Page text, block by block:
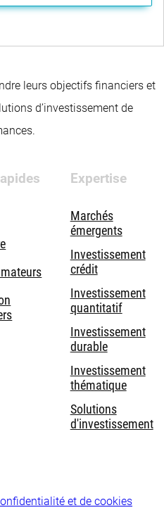
leurs objectifs financiers et
d’investissement de
Expertise
Marchés
émergents
Investissement
crédit
Investissement
quantitatif
Investissement
durable
Investissement
thématique
Solutions
d'investissement
et de cookies